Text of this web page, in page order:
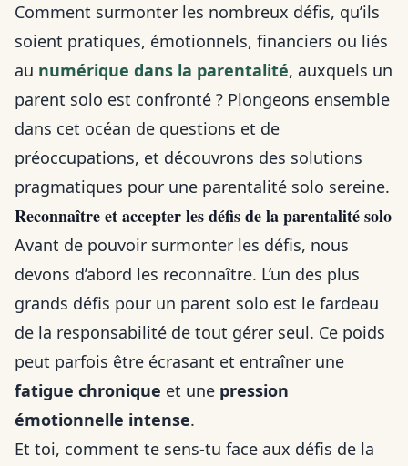
Comment surmonter les nombreux défis, qu’ils
soient pratiques, émotionnels, financiers ou liés
au numérique dans la parentalité, auxquels un
parent solo est confronté ? Plongeons ensemble
dans cet océan de questions et de
préoccupations, et découvrons des solutions
pragmatiques pour une parentalité solo sereine.
Reconnaître et accepter les défis de la parentalité solo
Avant de pouvoir surmonter les défis, nous
devons d’abord les reconnaître. L’un des plus
grands défis pour un parent solo est le fardeau
de la responsabilité de tout gérer seul. Ce poids
peut parfois être écrasant et entraîner une
fatigue chronique et une pression
émotionnelle intense.
Et toi, comment te sens-tu face aux défis de la